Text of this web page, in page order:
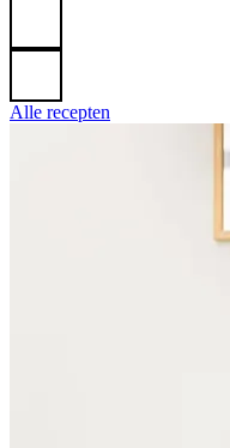
Alle recepten